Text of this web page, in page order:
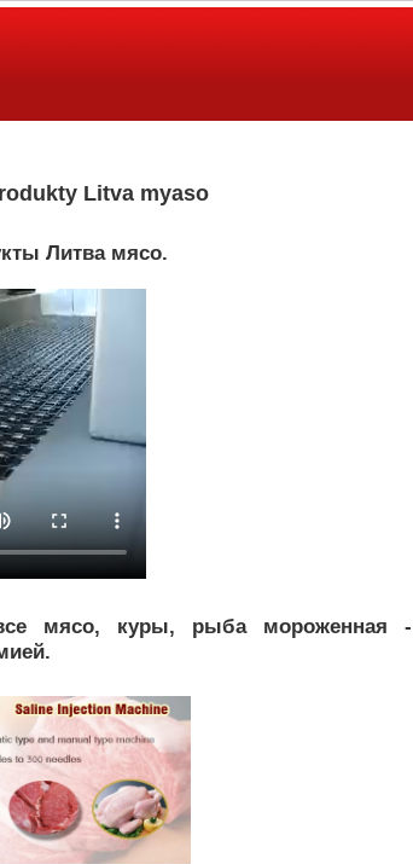
Litva myaso
Литва мясо.
мясо, куры, рыба мороженная -